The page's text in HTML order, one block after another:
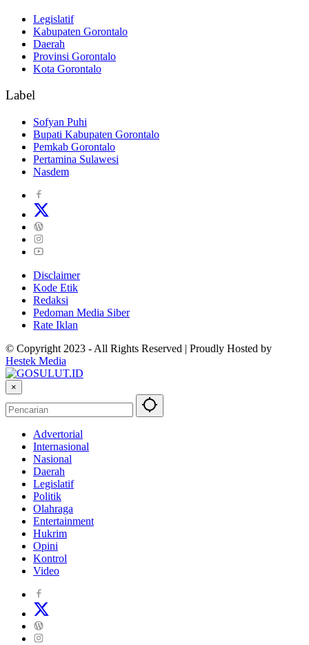
Legislatif
Kabupaten Gorontalo
Daerah
Provinsi Gorontalo
Kota Gorontalo
Label
Sofyan Puhi
Bupati Kabupaten Gorontalo
Pemkab Gorontalo
Pertamina Sulawesi
Nasdem
Disclaimer
Kode Etik
Redaksi
Pedoman Media Siber
Rate Iklan
© Copyright 2023 - All Rights Reserved | Proudly Hosted by
Hestek Media
×
Advertorial
Internasional
Nasional
Daerah
Legislatif
Politik
Olahraga
Entertainment
Hukrim
Opini
Kontrol
Video